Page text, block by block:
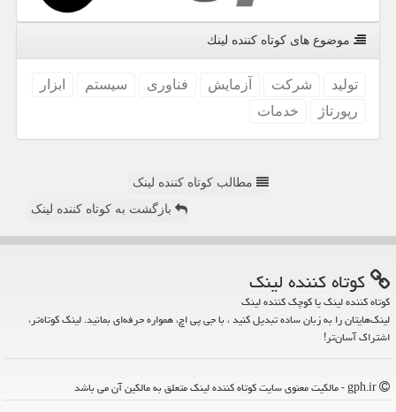
موضوع های كوتاه كننده لینك
تولید شركت آزمایش فناوری سیستم
ابزار
رپورتاژ
خدمات
مطالب کوتاه کننده لینک
بازگشت به کوتاه کننده لینک
كوتاه كننده لینك
کوتاه کننده لینک یا کوچک کننده لینک
لینک‌هایتان را به زبان ساده تبدیل کنید ، با جی پی اچ، همواره حرفه‌ای بمانید. لینک کوتاه‌تر،
اشتراک آسان‌تر!